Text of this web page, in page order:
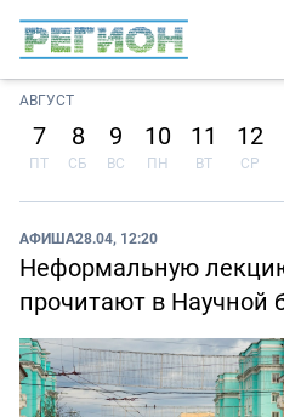
АВГУСТ
7
ПТ
8
СБ
9
ВС
10
ПН
11
ВТ
12
СР
АФИША28.04, 12:20
Неформальную
прочитают в Научной